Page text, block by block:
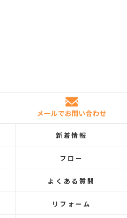
メールでお問い合わせ
新着情報
フロー
よくある質問
リフォーム